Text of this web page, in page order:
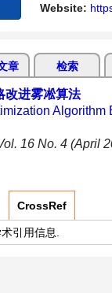
Website:
章 检索
改进雾凇算法
16 No. 4 (April
CrossRef
引用信息.